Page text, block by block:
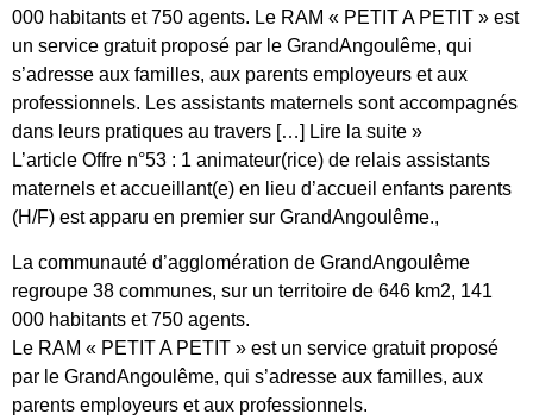
000 habitants et 750 agents. Le RAM « PETIT A PETIT » est
un service gratuit proposé par le GrandAngoulême, qui
s’adresse aux familles, aux parents employeurs et aux
professionnels. Les assistants maternels sont accompagnés
dans leurs pratiques au travers […] Lire la suite »
L’article Offre n°53 : 1 animateur(rice) de relais assistants
maternels et accueillant(e) en lieu d’accueil enfants parents
(H/F) est apparu en premier sur GrandAngoulême.,
La communauté d’agglomération de GrandAngoulême
regroupe 38 communes, sur un territoire de 646 km2, 141
000 habitants et 750 agents.
Le RAM « PETIT A PETIT » est un service gratuit proposé
par le GrandAngoulême, qui s’adresse aux familles, aux
parents employeurs et aux professionnels.